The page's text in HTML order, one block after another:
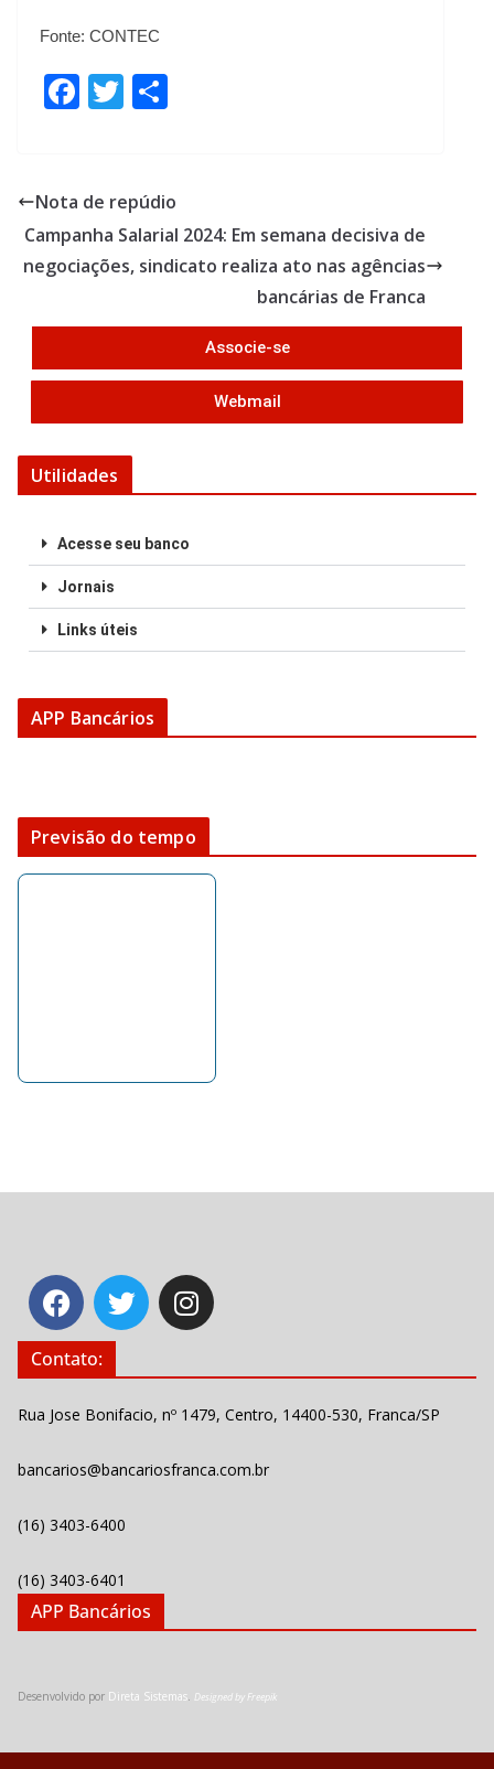
Fonte: CONTEC
F
b
o
o
T
er e
Nota de repúdio
Campanha Salarial 2024: Em semana decisiva de
negociações, sindicato realiza ato nas agências
bancárias de Franca
Associe-se
Webmail
Utilidades
Acesse seu banco
Jornais
Links úteis
APP Bancários
Previsão do tempo
Contato:
Rua Jose Bonifacio, nº 1479, Centro, 14400-530, Franca/SP
bancarios@bancariosfranca.com.br
(16) 3403-6400
(16) 3403-6401
APP Bancários
Desenvolvido por Direta Sistemas. Designed by Freepik